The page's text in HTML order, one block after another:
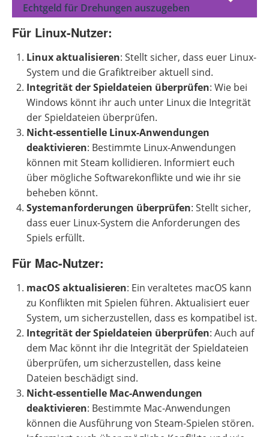
Echtgeld für Drehungen auszugeben
Für Linux-Nutzer:
Linux aktualisieren: Stellt sicher, dass euer Linux-
System und die Grafiktreiber aktuell sind.
Integrität der Spieldateien überprüfen: Wie bei
Windows könnt ihr auch unter Linux die Integrität
der Spieldateien überprüfen.
Nicht-essentielle Linux-Anwendungen
deaktivieren: Bestimmte Linux-Anwendungen
können mit Steam kollidieren. Informiert euch
über mögliche Softwarekonflikte und wie ihr sie
beheben könnt.
Systemanforderungen überprüfen: Stellt sicher,
dass euer Linux-System die Anforderungen des
Spiels erfüllt.
Für Mac-Nutzer:
macOS aktualisieren: Ein veraltetes macOS kann
zu Konflikten mit Spielen führen. Aktualisiert euer
System, um sicherzustellen, dass es kompatibel ist.
Integrität der Spieldateien überprüfen: Auch auf
dem Mac könnt ihr die Integrität der Spieldateien
überprüfen, um sicherzustellen, dass keine
Dateien beschädigt sind.
Nicht-essentielle Mac-Anwendungen
deaktivieren: Bestimmte Mac-Anwendungen
können die Ausführung von Steam-Spielen stören.